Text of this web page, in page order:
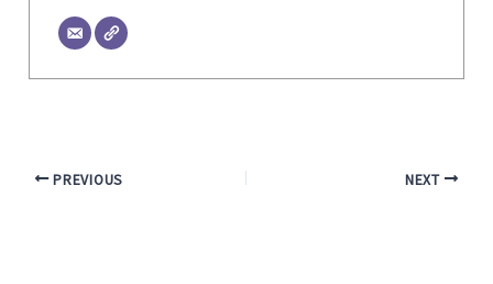
PREVIOUS NEXT